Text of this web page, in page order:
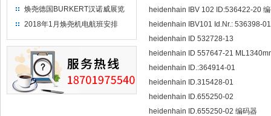
焕尧德国BURKERT汉诺威展览
（2018）
2018年1月焕尧机电航班安排
heidenhain IBV 102 ID:536422-20
heidenhain IBV101 Id.Nr.: 536398-
heidenhain ID 532728-13
heidenhain ID 557647-21
heidenhain ID.:364914-01
heidenhain ID.315428-01
heidenhain ID.655250-02
heidenhain ID.655250-02 编码器